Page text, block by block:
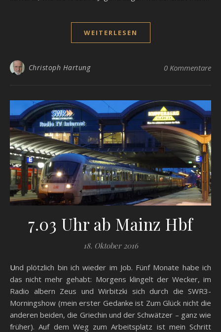
WEITERLESEN
Christoph Hartung 0 Kommentare
7.03 Uhr ab Mainz Hbf
18. Oktober 2016
Und plötzlich bin ich wieder im Job. Fünf Monate habe ich
das nicht mehr gehabt: Morgens klingelt der Wecker, im
Radio albern Zeus und Wirbitzki sich durch die SWR3-
Morningshow (mein erster Gedanke ist Zum Glück nicht die
anderen beiden, die Griechin und der Schwätzer – ganz wie
früher). Auf dem Weg zum Arbeitsplatz ist mein Schritt